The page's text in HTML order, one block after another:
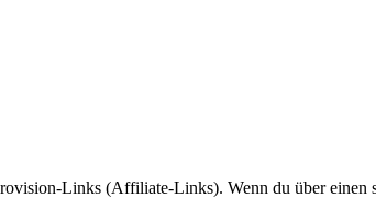
Links (Affiliate-Links). Wenn du über